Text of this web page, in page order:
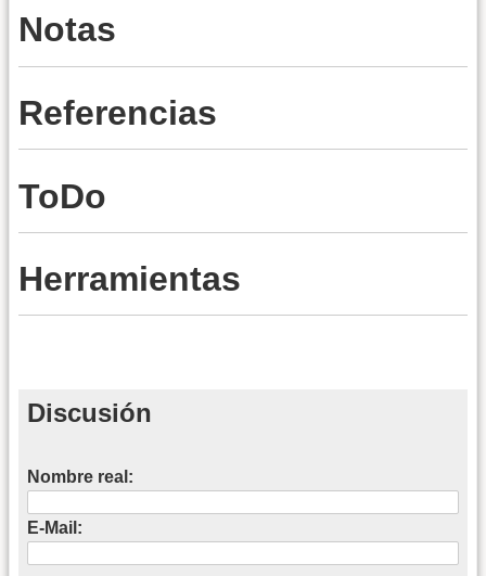
Notas
Referencias
ToDo
Herramientas
Discusión
Nombre real:
E-Mail: